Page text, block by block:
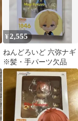
¥2,555
ねんどろいど 六弥ナギ
※髪・手パーツ欠品